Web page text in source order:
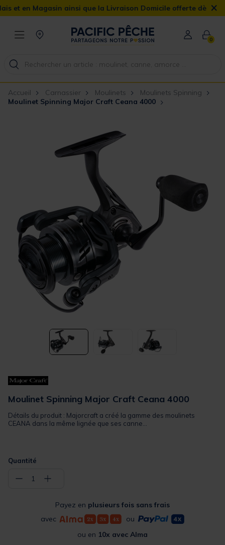
Magasin ainsi que la Livraison Domicile offerte dès 90€ ×
0
Accueil Carnassier Moulinets
Moulinets Spinning
Moulinet Spinning Major Craft Ceana 4000
Moulinet Spinning Major Craft Ceana 4000
Détails du produit : Majorcraft a créé la gamme des moulinets
CEANA dans la même lignée que ses canne...
Quantité
− 1 +
Payez en plusieurs fois sans frais
avec
ou
ou en 10x avec Alma